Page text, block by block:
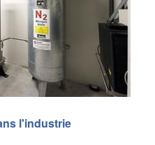
l'industrie